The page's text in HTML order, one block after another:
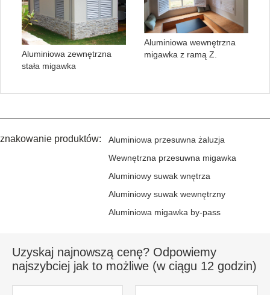
Aluminiowa zewnętrzna
stała migawka
Aluminiowa wewnętrzna
migawka z ramą Z.
znakowanie produktów:
Aluminiowa przesuwna żaluzja
Wewnętrzna przesuwna migawka
Aluminiowy suwak wnętrza
Aluminiowy suwak wewnętrzny
Aluminiowa migawka by-pass
Uzyskaj najnowszą cenę? Odpowiemy
najszybciej jak to możliwe (w ciągu 12 godzin)